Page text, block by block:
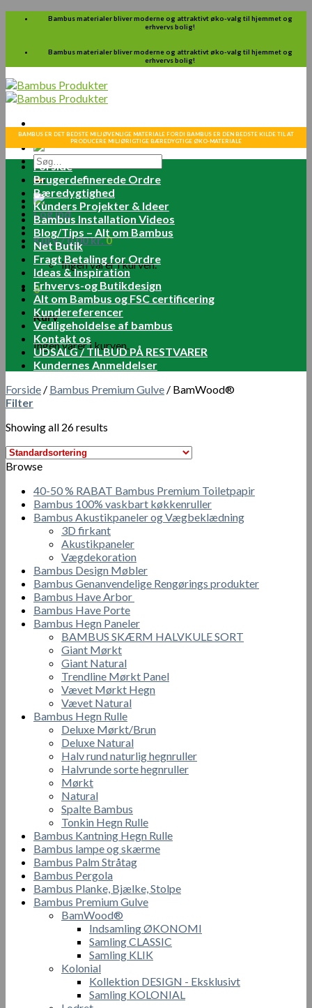
Skip
Bambus materialer bliver moderne og attraktivt øko-valg til hjemmet og
erhvervs bolig!
Bambus materialer bliver moderne og attraktivt øko-valg til hjemmet og
erhvervs bolig!
Søg
efter:
Log ind
Kurv /0.00kr.0
Ingen varer i kurven.
0
Kurv
Ingen varer i kurven.
BAMBUS ER DET BEDSTE MILJØVENLIGE MATERIALE FORDI BAMBUS ER DEN BEDSTE KILDE TIL AT
PRODUCERE MILJØRIGTIGE BÆREDYGTIGE ØKO-MATERIALE
Forside
Brugerdefinerede Ordre
Bæredygtighed
Kunders Projekter & Ideer
Bambus Installation Videos
Blog/Tips – Alt om Bambus
Net Butik
Fragt Betaling for Ordre
Ideas & Inspiration
Erhvervs-og Butikdesign
Alt om Bambus og FSC certificering
Kundereferencer
Vedligeholdelse af bambus
Kontakt os
UDSALG / TILBUD PÅ RESTVARER
Kundernes Anmeldelser
Forside / Bambus Premium Gulve / BamWood®
Filter
Showing all 26 results
Browse
40-50 % RABAT Bambus Premium Toiletpapir
Bambus 100% vaskbart køkkenruller
Bambus Akustikpaneler og Vægbeklædning
3D firkant
Akustikpaneler
Vægdekoration
Bambus Design Møbler
Bambus Genanvendelige Rengørings produkter
Bambus Have Arbor
Bambus Have Porte
Bambus Hegn Paneler
BAMBUS SKÆRM HALVKULE SORT
Giant Mørkt
Giant Natural
Trendline Mørkt Panel
Vævet Mørkt Hegn
Vævet Natural
Bambus Hegn Rulle
Deluxe Mørkt/Brun
Deluxe Natural
Halv rund naturlig hegnruller
Halvrunde sorte hegnruller
Mørkt
Natural
Spalte Bambus
Tonkin Hegn Rulle
Bambus Kantning Hegn Rulle
Bambus lampe og skærme
Bambus Palm Stråtag
Bambus Pergola
Bambus Planke, Bjælke, Stolpe
Bambus Premium Gulve
BamWood®
Indsamling ØKONOMI
Samling CLASSIC
Samling KLIK
Kolonial
Kollektion DESIGN - Eksklusivt
Samling KOLONIAL